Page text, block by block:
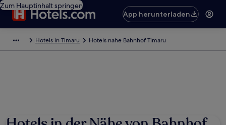
Zum Hauptinhalt springen
App herunterladen
Hotels in Timaru Hotels nahe Bahnhof Timaru